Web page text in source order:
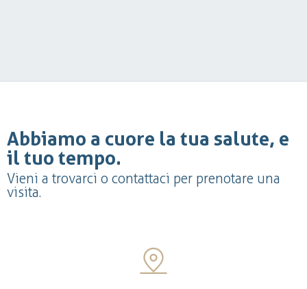
Abbiamo a cuore la tua salute, e
il tuo tempo.
Vieni a trovarci o contattaci per prenotare una
visita.